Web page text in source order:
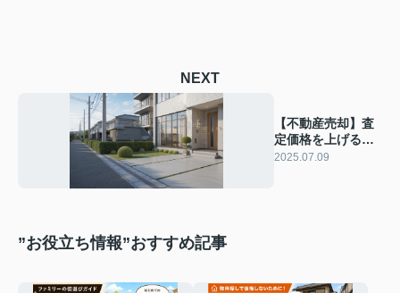
NEXT
【不動産売却】査
定価格を上げる方
法は？ポイントや
2025.07.09
”お役立ち情報”おすすめ記事